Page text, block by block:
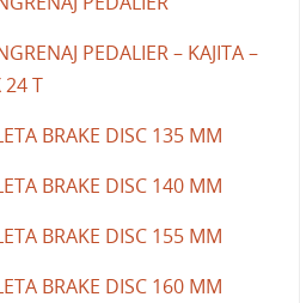
PEDALIER – KAJITA –
24 T
BRAKE DISC 135 MM
BRAKE DISC 140 MM
BRAKE DISC 155 MM
BRAKE DISC 160 MM